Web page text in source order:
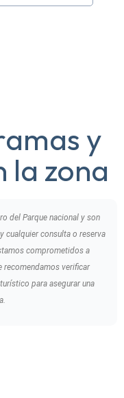
y
la zona
del Parque nacional y son
cualquier consulta o reserva
comprometidos a
recomendamos verificar
para asegurar una